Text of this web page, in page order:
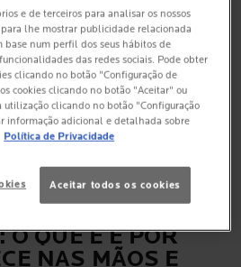
TRATAR DE FORMA EFICAZ?
COM LA ROCHE-POSAY
O QUE ÉE POR
NAS MÃOS E
e de terceiros para analisar os nossos
lhe mostrar publicidade relacionada
base num perfil dos seus hábitos de
das redes sociais. Pode obter
clicando no botão "Configuração de
cookies clicando no botão "Aceitar" ou
utilização clicando no botão "Configuração
informação adicional e detalhada sobre
Política de Privacidade
Aceitar todos os cookies